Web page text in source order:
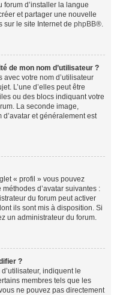
forum d’installer la langue
et partager une nouvelle
sur le site Internet de phpBB®.
de mon nom d’utilisateur ?
avec votre nom d’utilisateur
L’une d’elles peut être
ou des blocs indiquant votre
La seconde image,
et généralement est
« profil » vous pouvez
d’avatar suivantes :
du forum peut activer
ils sont mis à disposition. Si
un administrateur du forum.
?
indiquent le
membres tels que les
ne pouvez pas directement